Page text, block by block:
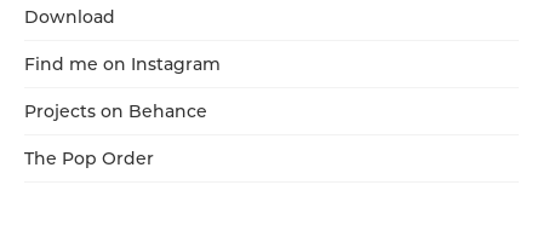
Download
Find me on Instagram
Projects on Behance
The Pop Order